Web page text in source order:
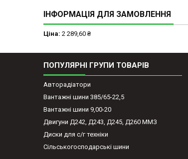
ІНФОРМАЦІЯ ДЛЯ ЗАМОВЛЕННЯ
Ціна: 2 289,60 ₴
ПОПУЛЯРНІ ГРУПИ ТОВАРІВ
Авторадіатори
Вантажні шини 385/65-22,5
Вантажні шини 9,00-20
Двигуни Д242, Д243, Д245, Д260 ММЗ
Диски для с/г техніки
Сільськогосподарські шини